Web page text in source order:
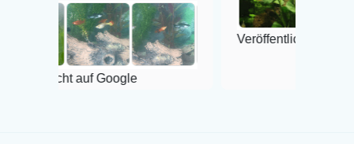
Veröffentlicht auf Google